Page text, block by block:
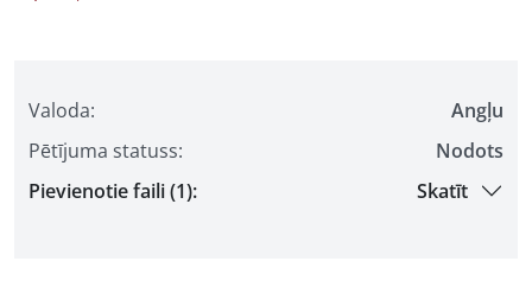
Valoda:
Angļu
Pētījuma statuss:
Nodots
Pievienotie faili (1):
Skatīt